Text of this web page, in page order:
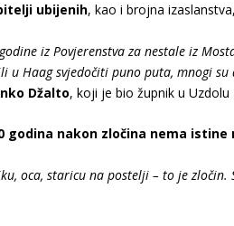
ubijenih, kao i brojna
iz Povjerenstva za nestale iz
u Haag svjedočiti puno puta, mnogi
Džalto, koji je bio župnik u Uzdolu
godina nakon zločina nema istine
oca, staricu na postelji – to je zločin.